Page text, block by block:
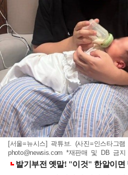
[서울=뉴시스] 곽튜브. (사진=인스타그
photo@newsis.com *재판매 및 DB 금지